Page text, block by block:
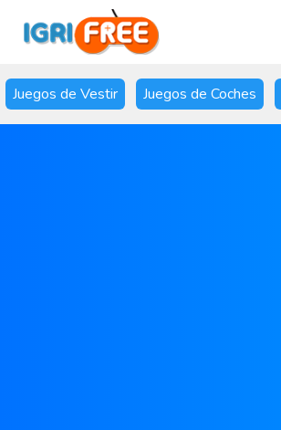
Juegos de Vestir Juegos de Coches